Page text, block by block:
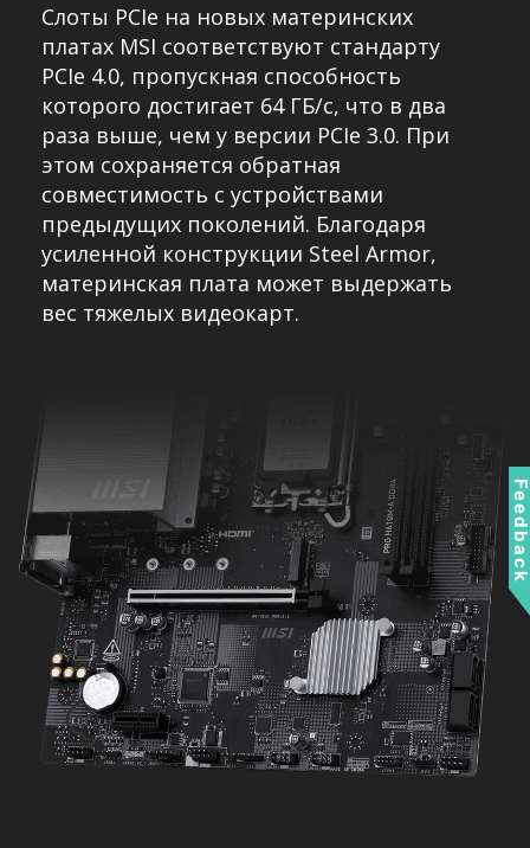
Слоты PCIe на новых материнских
платах MSI соответствуют стандарту
PCIe 4.0, пропускная способность
которого достигает 64 ГБ/с, что в два
раза выше, чем у версии PCIe 3.0. При
этом сохраняется обратная
совместимость с устройствами
предыдущих поколений. Благодаря
усиленной конструкции Steel Armor,
материнская плата может выдержать
вес тяжелых видеокарт.